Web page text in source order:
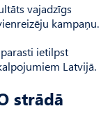
vajadzīgs
kampaņu.
ietilpst
Latvijā.
strādā